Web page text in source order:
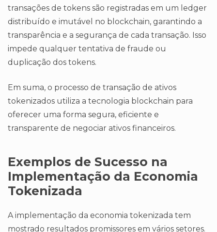
transações de tokens são registradas em um ledger
distribuído e imutável no blockchain, garantindo a
transparência e a segurança de cada transação. Isso
impede qualquer tentativa de fraude ou
duplicação dos tokens.
Em suma, o processo de transação de ativos
tokenizados utiliza a tecnologia blockchain para
oferecer uma forma segura, eficiente e
transparente de negociar ativos financeiros.
Exemplos de Sucesso na
Implementação da Economia
Tokenizada
A implementação da economia tokenizada tem
mostrado resultados promissores em vários setores.